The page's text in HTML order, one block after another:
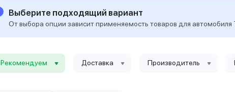
Выберите подходящий вариант
От выбора опции зависит применяемость товаров для автомобиля
Рекомендуем Доставка Производитель